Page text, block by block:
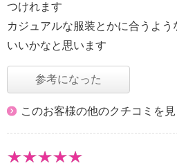
つけれます
カジュアルな服装とかに合うよ
いいかなと思います
参考になった
このお客様の他のクチコミを見